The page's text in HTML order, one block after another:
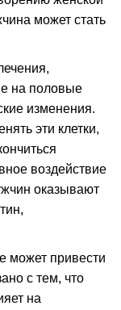
может стать
на половые
изменения.
эти клетки,
воздействие
оказывают
может привести
с тем, что
на